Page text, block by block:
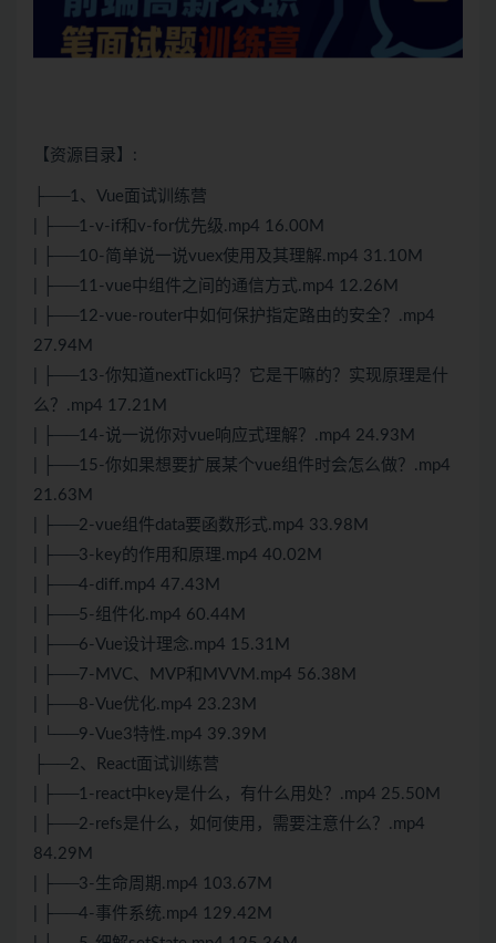
【资源目录】:
├──1、 Vue 面试训练营
| ├──1-v-if和v-for优先级.mp4 16.00M
| ├──10-简单说一说vuex使用及其理解.mp4 31.10M
| ├──11-vue中组件之间的通信方式.mp4 12.26M
| ├──12-vue-router中如何保护指定路由的安全？.mp4
27.94M
| ├──13-你知道nextTick吗？它是干嘛的？实现原理是什
么？.mp4 17.21M
| ├──14-说一说你对vue响应式理解？.mp4 24.93M
| ├──15-你如果想要扩展某个vue组件时会怎么做？.mp4
21.63M
| ├──2-vue组件data要函数形式.mp4 33.98M
| ├──3-key的作用和原理.mp4 40.02M
| ├──4-diff.mp4 47.43M
| ├──5-组件化.mp4 60.44M
| ├──6-Vue设计理念.mp4 15.31M
| ├──7-MVC、MVP和MVVM.mp4 56.38M
| ├──8-Vue优化.mp4 23.23M
| └──9-Vue3特性.mp4 39.39M
├──2、
React面试训练营
| ├──1-react中key是什么，有什么用处？.mp4 25.50M
| ├──2-refs是什么，如何使用，需要注意什么？.mp4
84.29M
| ├──3-生命周期.mp4 103.67M
| ├──4-事件系统.mp4 129.42M